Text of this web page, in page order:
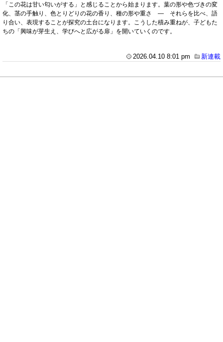
「この花は甘い匂いがする」と感じることから始まります。葉の形や色づきの変
化、茎の手触り、色とりどりの花の香り、種の形や重さ — それらを比べ、語
り合い、表現することが探究の土台になります。こうした積み重ねが、子どもた
ちの「興味が芽生え、学びへと広がる扉」を開いていくのです。
2026.04.10 8:01 pm 新連載